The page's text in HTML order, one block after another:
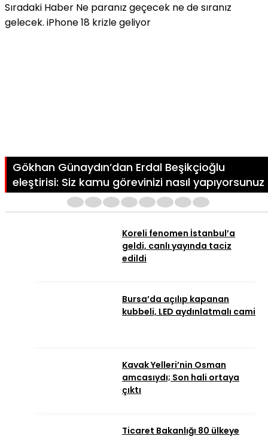
Sıradaki Haber Ne paranız geçecek ne de sıranız
gelecek. iPhone 18 krizle geliyor
Gökhan Günaydın’dan Erdal Beşikçioğlu
eleştirisi: Siz kamu görevinizi nasıl yapıyorsunuz
Koreli fenomen İstanbul’a
geldi, canlı yayında taciz
edildi
Bursa’da açılıp kapanan
kubbeli, LED aydınlatmalı cami
Kavak Yelleri’nin Osman
amcasıydı; Son hali ortaya
çıktı
Ticaret Bakanlığı 80 ülkeye